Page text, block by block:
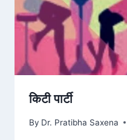
किटी पार्टी
By Dr. Pratibha Saxena